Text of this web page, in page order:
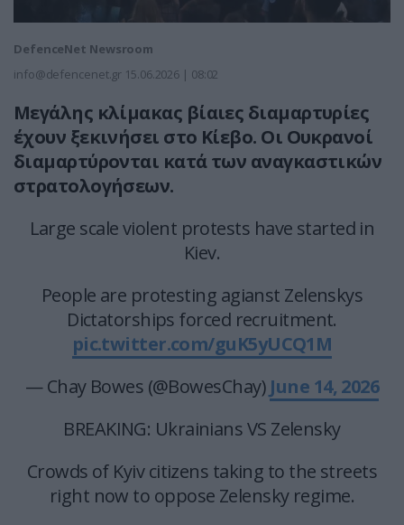
DefenceNet Newsroom
info@defencenet.gr 15.06.2026 | 08:02
Μεγάλης κλίμακας βίαιες διαμαρτυρίες
έχουν ξεκινήσει στο Κίεβο. Οι Ουκρανοί
διαμαρτύρονται κατά των αναγκαστικών
στρατολογήσεων.
Large scale violent protests have started in
Kiev.
People are protesting agianst Zelenskys
Dictatorships forced recruitment.
pic.twitter.com/guK5yUCQ1M
— Chay Bowes (@BowesChay) June 14, 2026
BREAKING: Ukrainians VS Zelensky
Crowds of Kyiv citizens taking to the streets
right now to oppose Zelensky regime.